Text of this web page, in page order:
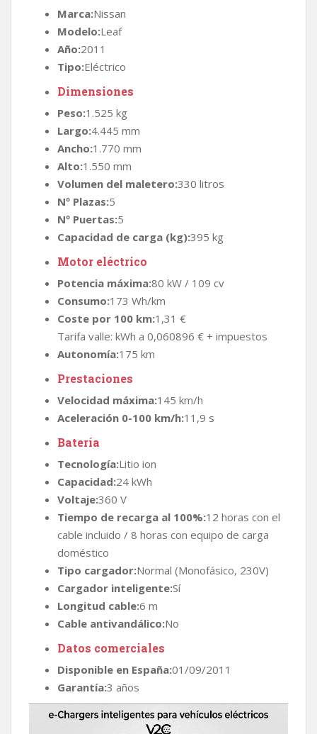
Marca:Nissan
Modelo:Leaf
Año:2011
Tipo:Eléctrico
Dimensiones
Peso:1.525 kg
Largo:4.445 mm
Ancho:1.770 mm
Alto:1.550 mm
Volumen del maletero:330 litros
Nº Plazas:5
Nº Puertas:5
Capacidad de carga (kg):395 kg
Motor eléctrico
Potencia máxima:80 kW / 109 cv
Consumo:173 Wh/km
Coste por 100 km:1,31 €
Tarifa valle: kWh a 0,060896 € + impuestos
Autonomía:175 km
Prestaciones
Velocidad máxima:145 km/h
Aceleración 0-100 km/h:11,9 s
Batería
Tecnología:Litio ion
Capacidad:24 kWh
Voltaje:360 V
Tiempo de recarga al 100%:12 horas con el
cable incluido / 8 horas con equipo de carga
doméstico
Tipo cargador:Normal (Monofásico, 230V)
Cargador inteligente:Sí
Longitud cable:6 m
Cable antivandálico:No
Datos comerciales
Disponible en España:01/09/2011
Garantía:3 años